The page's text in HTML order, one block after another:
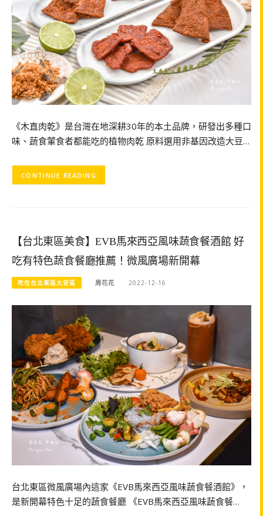
《木直肉乾》是台灣在地深耕30年的本土品牌，研發出多種口
味、蔬食葷食者都能吃的植物肉乾 原料選用非基因改造大豆…
CONTINUE READING
【台北東區美食】EVB馬來西亞風味蔬食餐酒館 好
吃有特色蔬食餐廳推薦！微風廣場新開幕
吃在台北東區大安區 周花花 2022-12-16
台北東區微風廣場內這家《EVB馬來西亞風味蔬食餐酒館》，
是新開幕特色十足的蔬食餐廳 《EVB馬來西亞風味蔬食餐…